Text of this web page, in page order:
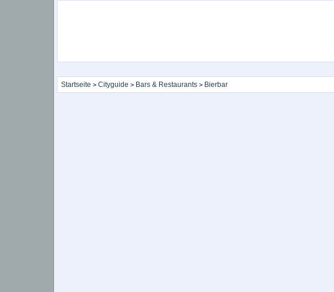
Startseite > Cityguide > Bars & Restaurants > Bierbar